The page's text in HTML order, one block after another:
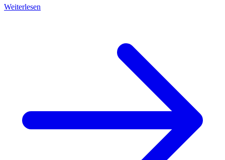
Weiterlesen